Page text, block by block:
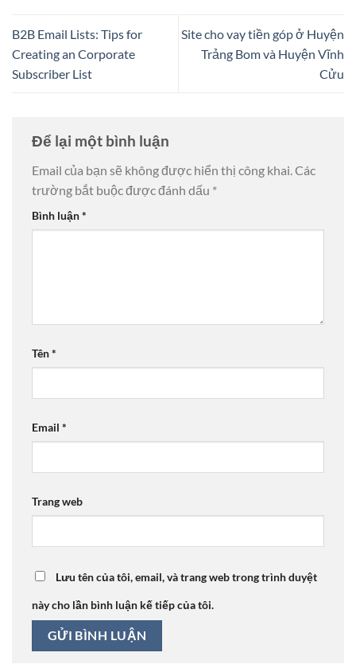
B2B Email Lists: Tips for
Creating an Corporate
Subscriber List
Site cho vay tiền góp ở Huyện
Trảng Bom và Huyện Vĩnh
Cửu
Để lại một bình luận
Email của bạn sẽ không được hiển thị công khai.Các
trường bắt buộc được đánh dấu *
Bình luận*
Tên*
Email *
Trang web
Lưu tên của tôi, email, và trang web trong trình duyệt
này cho lần bình luận kế tiếp của tôi.